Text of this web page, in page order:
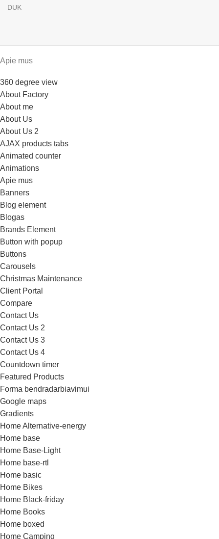
DUK
Apie mus
360 degree view
About Factory
About me
About Us
About Us 2
AJAX products tabs
Animated counter
Animations
Apie mus
Banners
Blog element
Blogas
Brands Element
Button with popup
Buttons
Carousels
Christmas Maintenance
Client Portal
Compare
Contact Us
Contact Us 2
Contact Us 3
Contact Us 4
Countdown timer
Featured Products
Forma bendradarbiavimui
Google maps
Gradients
Home Alternative-energy
Home base
Home Base-Light
Home base-rtl
Home basic
Home Bikes
Home Black-friday
Home Books
Home boxed
Home Camping